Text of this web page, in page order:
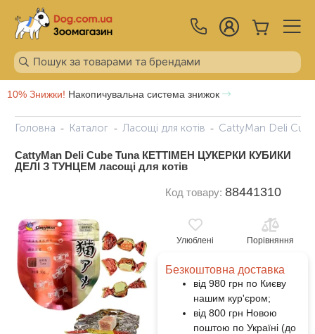
10% Знижки! Накопичувальна система знижок
Головна Каталог Ласощі для котів CattyMan Deli
CattyMan Deli Cube Tuna КЕТТІМЕН ЦУКЕРКИ КУБИКИ
ДЕЛІ З ТУНЦЕМ ласощі для котів
Код товару: 88441310
Улюблені Порівняння
Безкоштовна доставка
від 980 грн по Києву
нашим кур'єром;
від 800 грн Новою
поштою по Україні (до